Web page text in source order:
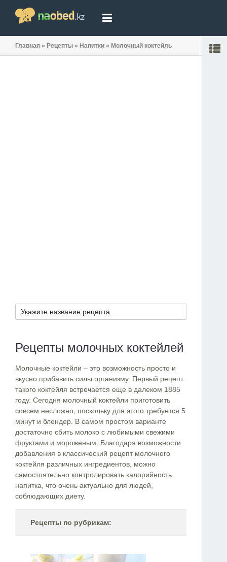
Главная » Рецепты » Напитки » Молочный коктейль
Рецепты молочных коктейлей
Молочные коктейли – это возможность просто и
вкусно прибавить силы организму. Первый рецепт
такого коктейля встречается еще в далеком 1885
году. Сегодня молочный коктейли приготовить
совсем несложно, поскольку для этого требуется 5
минут и блендер. В самом простом варианте
достаточно сбить молоко с любимыми свежими
фруктами и мороженым. Благодаря возможности
добавления в классический рецепт молочного
коктейля различных ингредиентов, можно
самостоятельно контролировать калорийность
напитка, что очень актуально для людей,
соблюдающих диету.
Рецепты по рубрикам: